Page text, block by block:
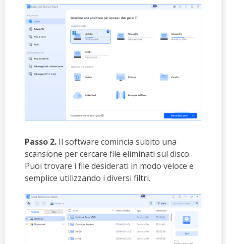
Passo 2.Il software comincia subito una
scansione per cercare file eliminati sul disco.
Puoi trovare i file desiderati in modo veloce e
semplice utilizzando i diversi filtri.